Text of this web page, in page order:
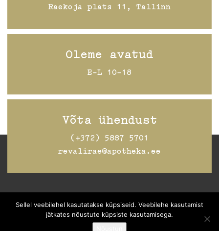
Raekoja plats 11, Tallinn
Oleme avatud
E-L 10-18
Võta ühendust
(+372) 5887 5701
revalirae@apotheka.ee
Jälgi Raeapteeki Facebookis
Sellel veebilehel kasutatakse küpsiseid. Veebilehe kasutamist
jätkates nõustute küpsiste kasutamisega.